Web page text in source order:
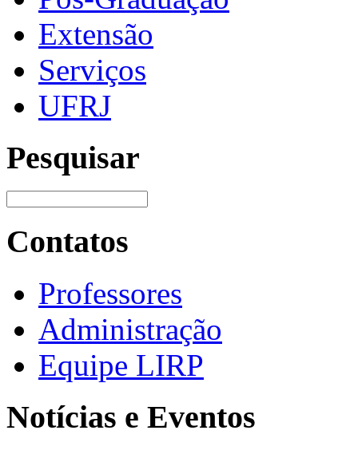
Extensão
Serviços
UFRJ
Pesquisar
Contatos
Professores
Administração
Equipe LIRP
Notícias e Eventos